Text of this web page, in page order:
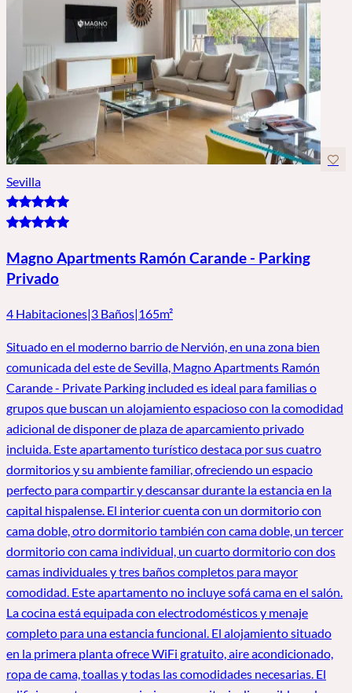
Sevilla
Magno Apartments Ramón Carande - Parking
Privado
4 Habitaciones|3 Baños|165m²
Situado en el moderno barrio de Nervión, en una zona bien
comunicada del este de Sevilla, Magno Apartments Ramón
Carande - Private Parking included es ideal para familias o
grupos que buscan un alojamiento espacioso con la comodidad
adicional de disponer de plaza de aparcamiento privado
incluida. Este apartamento turístico destaca por sus cuatro
dormitorios y su ambiente familiar, ofreciendo un espacio
perfecto para compartir y descansar durante la estancia en la
capital hispalense. El interior cuenta con un dormitorio con
cama doble, otro dormitorio también con cama doble, un tercer
dormitorio con cama individual, un cuarto dormitorio con dos
camas individuales y tres baños completos para mayor
comodidad. Este apartamento no incluye sofá cama en el salón.
La cocina está equipada con electrodomésticos y menaje
completo para una estancia funcional. El alojamiento situado
en la primera planta ofrece WiFi gratuito, aire acondicionado,
ropa de cama, toallas y todas las comodidades necesarias. El